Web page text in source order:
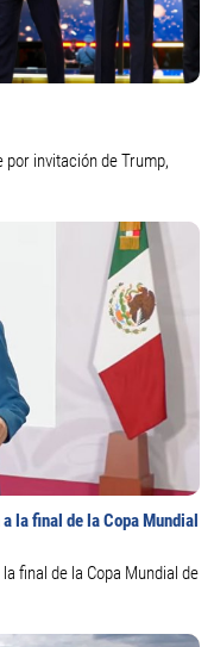
invitación de Trump,
la final de la Copa Mundial
final de la Copa Mundial de